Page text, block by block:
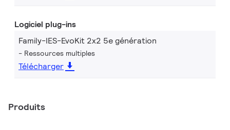
Logiciel plug-ins
Family-IES-EvoKit 2x2 5e génération
Ressources multiples
Télécharger
Produits